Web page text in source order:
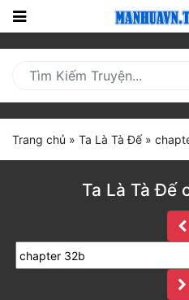
Nhật
(current)
Truyện HOT
Trang chủ » Ta Là Tà Đế»
Ta Là Tà Đế